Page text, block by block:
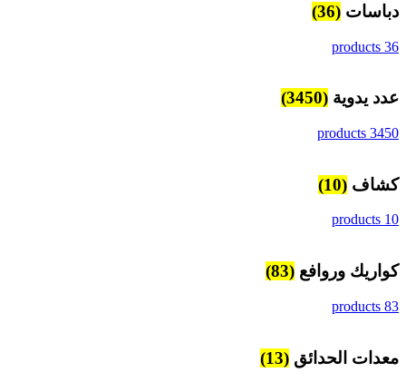
دباسات (36)
36 products
عدد يدوية (3450)
3450 products
كشاف (10)
10 products
كواريك وروافع (83)
83 products
معدات الحدائق (13)